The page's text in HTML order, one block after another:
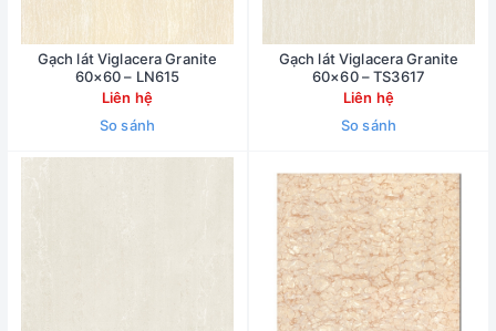
Gạch lát Viglacera Granite
60×60 – LN615
Liên hệ
So sánh
Gạch lát Viglacera Granite
60×60 – TS3617
Liên hệ
So sánh